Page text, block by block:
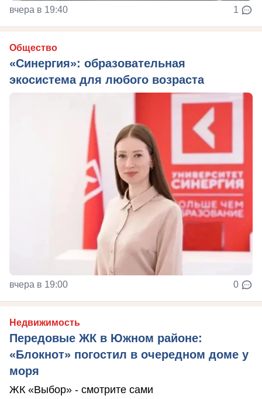
вчера в 19:40 1
Общество
«Синергия»: образовательная
экосистема для любого возраста
вчера в 19:00 0
Недвижимость
Передовые ЖК в Южном районе:
«Блокнот» погостил в очередном доме у
моря
ЖК «Выбор» - смотрите сами